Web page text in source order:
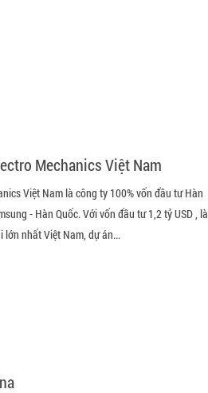
Mechanics Việt Nam
Việt Nam là công ty 100% vốn đầu tư Hàn
- Hàn Quốc. Với vốn đầu tư 1,2 tỷ USD , là
nhất Việt Nam, dự án...